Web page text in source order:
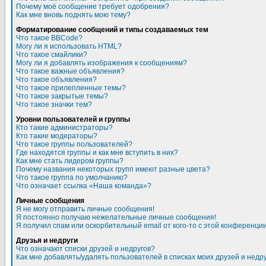
Почему моё сообщение требует одобрения?
Как мне вновь поднять мою тему?
Форматирование сообщений и типы создаваемых тем
Что такое BBCode?
Могу ли я использовать HTML?
Что такое смайлики?
Могу ли я добавлять изображения к сообщениям?
Что такое важные объявления?
Что такое объявления?
Что такое прилепленные темы?
Что такое закрытые темы?
Что такое значки тем?
Уровни пользователей и группы
Кто такие администраторы?
Кто такие модераторы?
Что такое группы пользователей?
Где находятся группы и как мне вступить в них?
Как мне стать лидером группы?
Почему названия некоторых групп имеют разные цвета?
Что такое группа по умолчанию?
Что означает ссылка «Наша команда»?
Личные сообщения
Я не могу отправить личные сообщения!
Я постоянно получаю нежелательные личные сообщения!
Я получил спам или оскорбительный email от кого-то с этой
Друзья и недруги
Что означают списки друзей и недругов?
Как мне добавлять/удалять пользователей в списках моих друзей и